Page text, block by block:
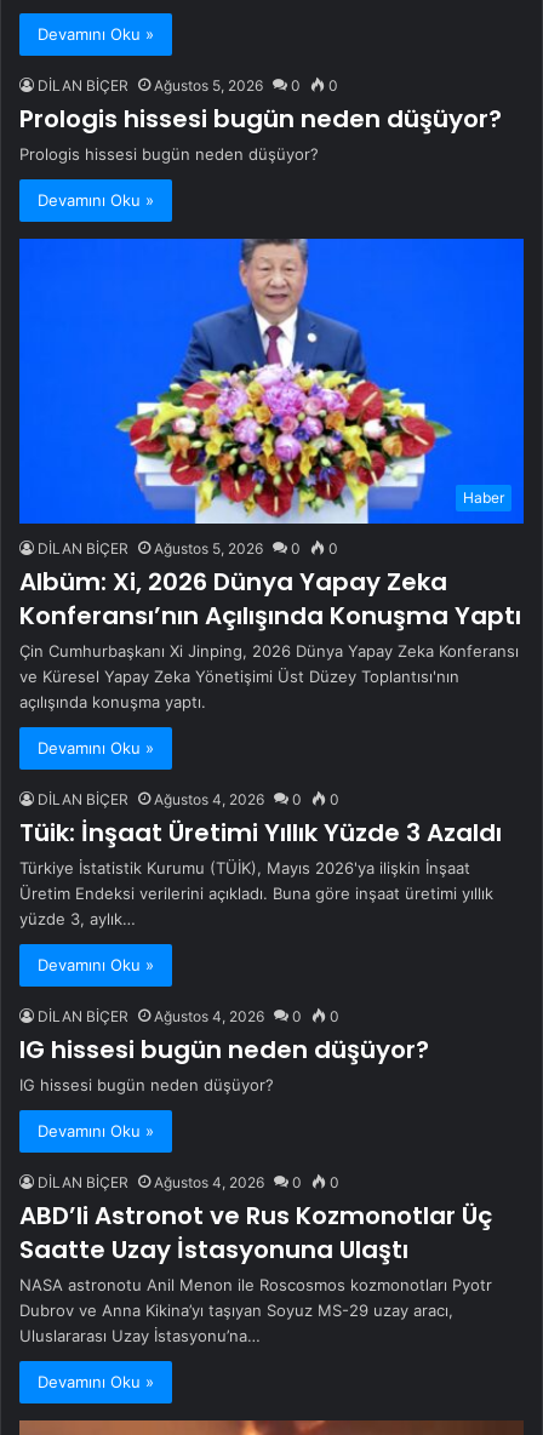
Devamını Oku »
DİLAN BİÇER Ağustos 5, 2026 0 0
Prologis hissesi bugün neden düşüyor?
Prologis hissesi bugün neden düşüyor?
Devamını Oku »
Haber
DİLAN BİÇER Ağustos 5, 2026 0 0
Albüm: Xi, 2026 Dünya Yapay Zeka
Konferansı’nın Açılışında Konuşma Yaptı
Çin Cumhurbaşkanı Xi Jinping, 2026 Dünya Yapay Zeka Konferansı
ve Küresel Yapay Zeka Yönetişimi Üst Düzey Toplantısı'nın
açılışında konuşma yaptı.
Devamını Oku »
DİLAN BİÇER Ağustos 4, 2026 0 0
Tüik: İnşaat Üretimi Yıllık Yüzde 3 Azaldı
Türkiye İstatistik Kurumu (TÜİK), Mayıs 2026'ya ilişkin İnşaat
Üretim Endeksi verilerini açıkladı. Buna göre inşaat üretimi yıllık
yüzde 3, aylık…
Devamını Oku »
DİLAN BİÇER Ağustos 4, 2026 0 0
IG hissesi bugün neden düşüyor?
IG hissesi bugün neden düşüyor?
Devamını Oku »
DİLAN BİÇER Ağustos 4, 2026 0 0
ABD’li Astronot ve Rus Kozmonotlar Üç
Saatte Uzay İstasyonuna Ulaştı
NASA astronotu Anil Menon ile Roscosmos kozmonotları Pyotr
Dubrov ve Anna Kikina’yı taşıyan Soyuz MS-29 uzay aracı,
Uluslararası Uzay İstasyonu’na…
Devamını Oku »